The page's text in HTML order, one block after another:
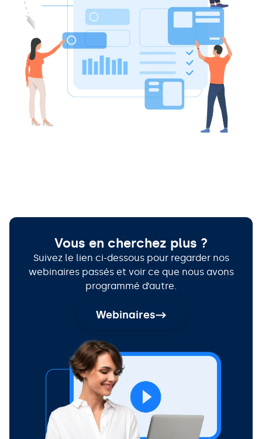
Vous en cherchez plus ?
Suivez le lien ci-dessous pour regarder nos
webinaires passés et voir ce que nous avons
programmé d’autre.
Webinaires